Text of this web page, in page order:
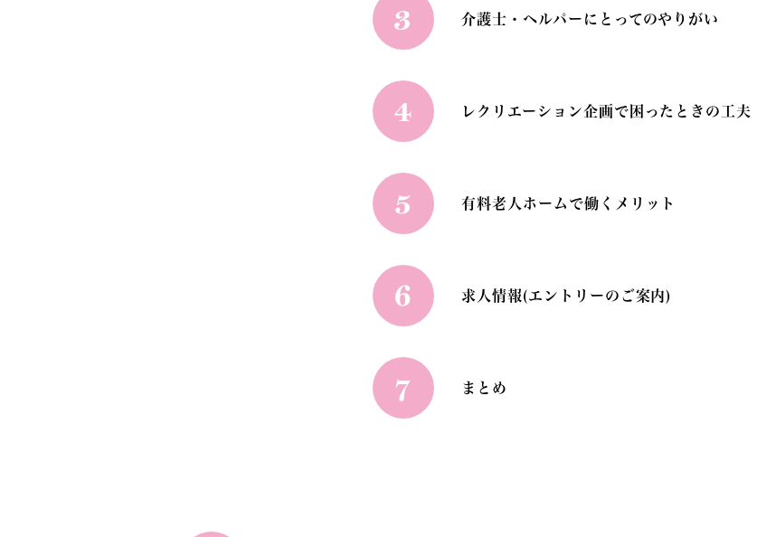
3 介護士・ヘルパーにとってのやりがい
4 レクリエーション企画で困ったときの工夫
5 有料老人ホームで働くメリット
6 求人情報(エントリーのご案内)
7 まとめ